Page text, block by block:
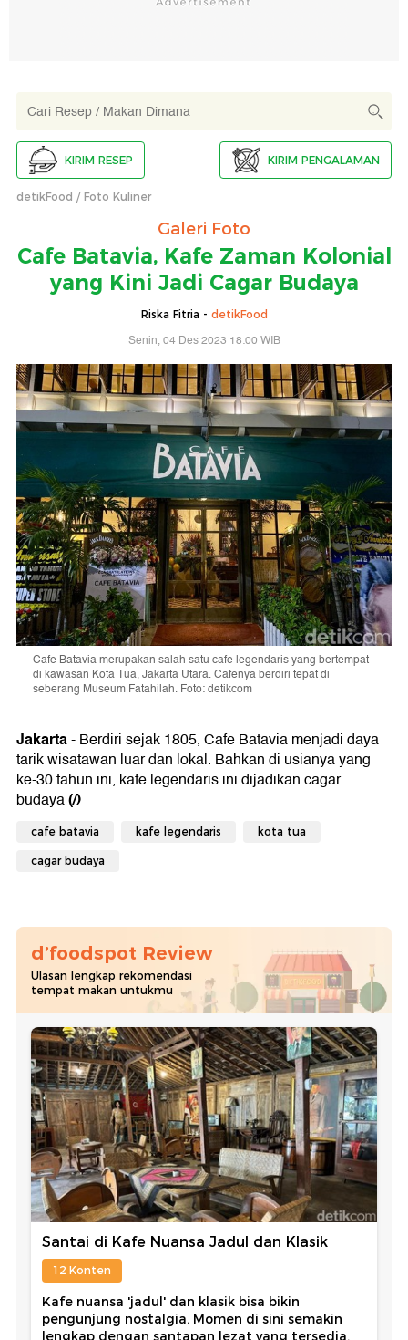
KIRIM RESEP KIRIM PENGALAMAN
detikFood Foto Kuliner
Galeri Foto
Cafe Batavia, Kafe Zaman Kolonial
yang Kini Jadi Cagar Budaya
Riska Fitria - detikFood
Senin, 04 Des 2023 18:00 WIB
Cafe Batavia merupakan salah satu cafe legendaris yang bertempat
di kawasan Kota Tua, Jakarta Utara. Cafenya berdiri tepat di
seberang Museum Fatahilah. Foto: detikcom
Jakarta- Berdiri sejak 1805, Cafe Batavia menjadi daya
tarik wisatawan luar dan lokal. Bahkan di usianya yang
ke-30 tahun ini, kafe legendaris ini dijadikan cagar
budaya(/)
cafe batavia kafe legendaris kota tua
cagar budaya
d’foodspot Review
Ulasan lengkap rekomendasi
tempat makan untukmu
Santai di Kafe Nuansa Jadul dan Klasik
12 Konten
Kafe nuansa 'jadul' dan klasik bisa bikin
pengunjung nostalgia. Momen di sini semakin
lengkap dengan santapan lezat yang tersedia.